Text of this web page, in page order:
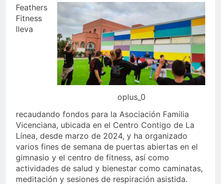
oplus_0
Feathers
Fitness
lleva
recaudando fondos para la Asociación Familia
Vicenciana, ubicada en el Centro Contigo de La
Línea, desde marzo de 2024, y ha organizado
varios fines de semana de puertas abiertas en el
gimnasio y el centro de fitness, así como
actividades de salud y bienestar como caminatas,
meditación y sesiones de respiración asistida.